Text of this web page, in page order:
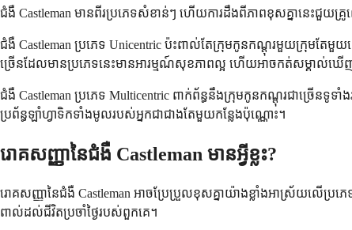
ជំងឺ Castleman មានពីរប្រភេទសំខាន់ៗ ហើយការដឹងពីភាពខុសគ្នានេះជួយគ្
ជំងឺ Castleman ប្រភេទ Unicentric ប៉ះពាល់តែក្រុមកូនកណ្តុរមួយក្រុមតែមួយ
ច្រើនដែលមានប្រភេទនេះមានអារម្មណ៍សុខភាពល្អ ហើយអាចកត់សម្គាល់
ជំងឺ Castleman ប្រភេទ Multicentric ពាក់ព័ន្ធនឹងក្រុមកូនកណ្តុរជាច្រើនទូទ
ប្រព័ន្ធឡាំហ្វាទិកទាំងមូលរបស់អ្នកជាជាងតែមួយកន្លែងប៉ុណ្ណោះ។
រោគសញ្ញានៃជំងឺ Castleman មានអ្វីខ្លះ?
រោគសញ្ញានៃជំងឺ Castleman អាចប្រែប្រួលខុសគ្នាយ៉ាងខ្លាំងអាស្រ័យលើប្
ពាល់ដល់ជីវិតប្រចាំថ្ងៃរបស់ពួកគេ។